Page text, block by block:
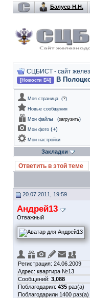
Балуев Н.Н.
СЦБИСТ - сайт
[Новости БЧ] В
Моя страница (?)
Новые сообщения
Мои файлы
(загрузить)
Мои фото (+)
Мои настройки
Закладки
Ответить в этой теме
20.07.2011, 19:59
Андрей13
Отважный
Регистрация: 24.06.2009
Адрес: квартира №13
Сообщений: 3,088
Поблагодарил: 435 раз(а)
Поблагодарили 1400 раз(а)